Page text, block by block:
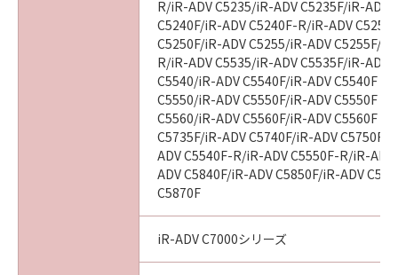
R/iR-ADV C5235/iR-ADV C5235F/iR-ADV
C5240F/iR-ADV C5240F-R/iR-ADV
C5250F/iR-ADV C5255/iR-ADV C5255F/
R/iR-ADV C5535/iR-ADV C5535F/iR-ADV
C5540/iR-ADV C5540F/iR-ADV C5540F
C5550/iR-ADV C5550F/iR-ADV C5550F
C5560/iR-ADV C5560F/iR-ADV C5560F
C5735F/iR-ADV C5740F/iR-ADV C5750F/
ADV C5540F-R/iR-ADV C5550F-R/iR-
ADV C5840F/iR-ADV C5850F/iR-ADV
C5870F
iR-ADV C7000シリーズ